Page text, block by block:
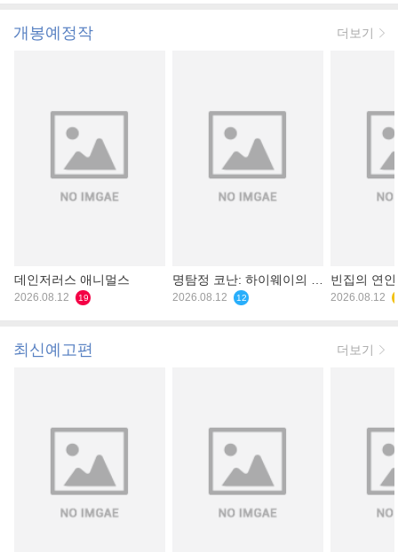
개봉예정작 더보기
데인저러스 애니멀스
2026.08.12 19
명탐정 코난: 하이웨이의 타
천사
2026.08.12 12
빈집의 연
2026.08.12
최신예고편 더보기